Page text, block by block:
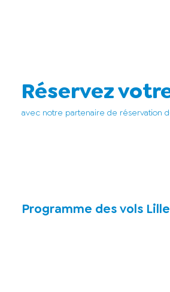
Réservez
avec notre partenaire de réservation
Programme des vols